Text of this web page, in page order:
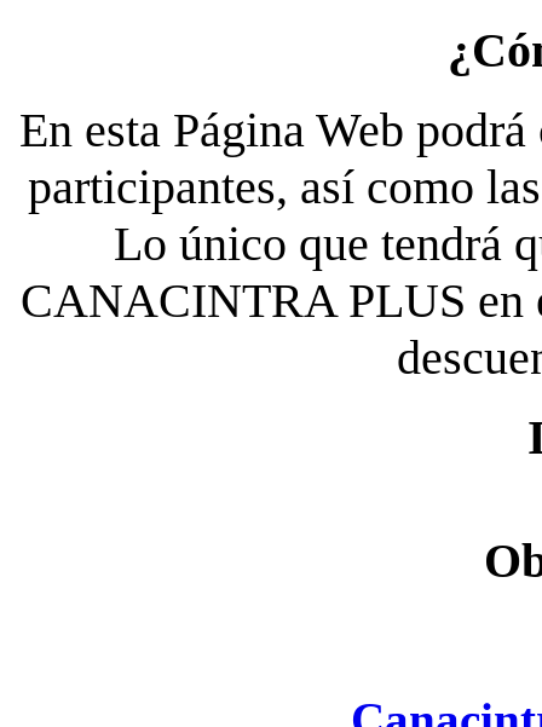
En esta Página Web
participantes, así como
Lo único que tendrá
CANACINTRA PLUS en